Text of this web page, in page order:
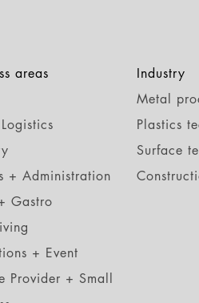
areas
+ Administration
Gastro
+ Event
Provider + Small
Industry
Metal
Plastics
Surface